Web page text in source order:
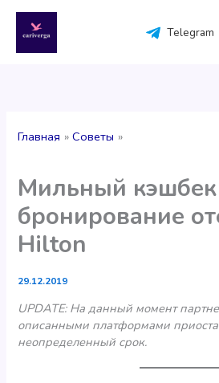
содержимому
Telegram
Главная Советы
Мильный кэшбек
бронирование
Hilton
29.12.2019
UPDATE: На данный момент
описанными платформами
неопределенный срок.